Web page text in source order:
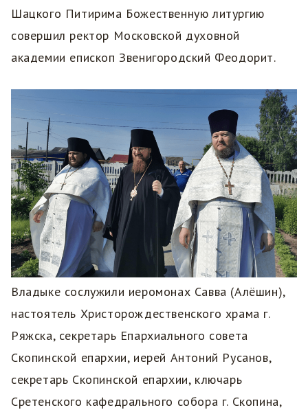
Шацкого Питирима Божественную литургию
совершил ректор Московской духовной
академии епископ Звенигородский Феодорит.
Владыке сослужили иеромонах Савва (Алёшин),
настоятель Христорождественского храма г.
Ряжска, секретарь Епархиального совета
Скопинской епархии, иерей Антоний Русанов,
секретарь Скопинской епархии, ключарь
Сретенского кафедрального собора г. Скопина,